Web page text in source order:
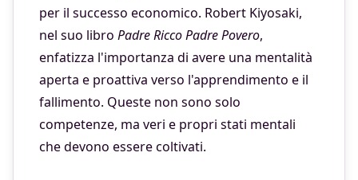
per il successo economico. Robert Kiyosaki,
nel suo libro Padre Ricco Padre Povero,
enfatizza l'importanza di avere una mentalità
aperta e proattiva verso l'apprendimento e il
fallimento. Queste non sono solo
competenze, ma veri e propri stati mentali
che devono essere coltivati.